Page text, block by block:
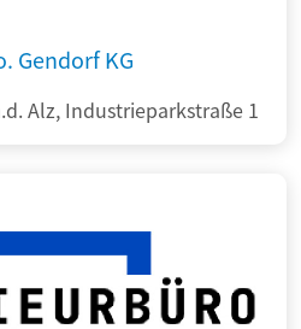
Gendorf KG
Alz, Industrieparkstraße 1